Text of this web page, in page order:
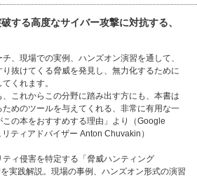
する高度なサイバー攻撃に対抗する、
チ、現場での実例、ハンズオン演習を通して、
抜けてくる脅威を発見し、無力化するために
くれます。
これからこの分野に踏み出す方にも、本書は
めのツールを与えてくれる、非常に有用な一
の本をおすすめする理由」より（Google
ティアドバイザー Anton Chuvakin）
ィ侵害を特定する「脅威ハンティング
実践解説。現場の事例、ハンズオン形式の演習